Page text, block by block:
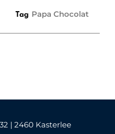
Tag Papa Chocolat
| 2460 Kasterlee